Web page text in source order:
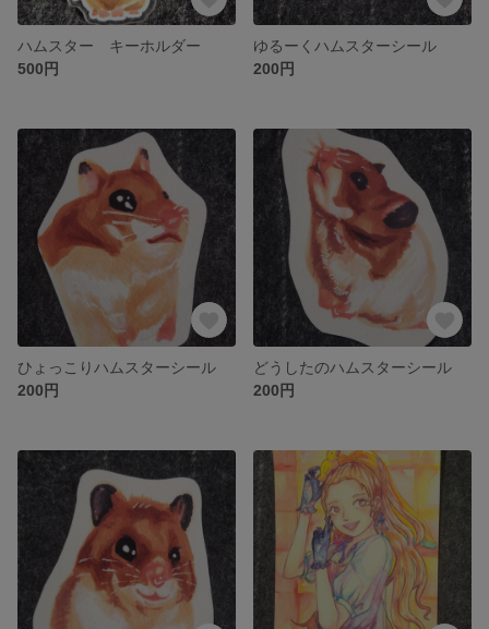
ハムスター キーホルダー
500円
ゆるーくハムスターシール
200円
ひょっこりハムスターシール
200円
どうしたのハムスターシール
200円